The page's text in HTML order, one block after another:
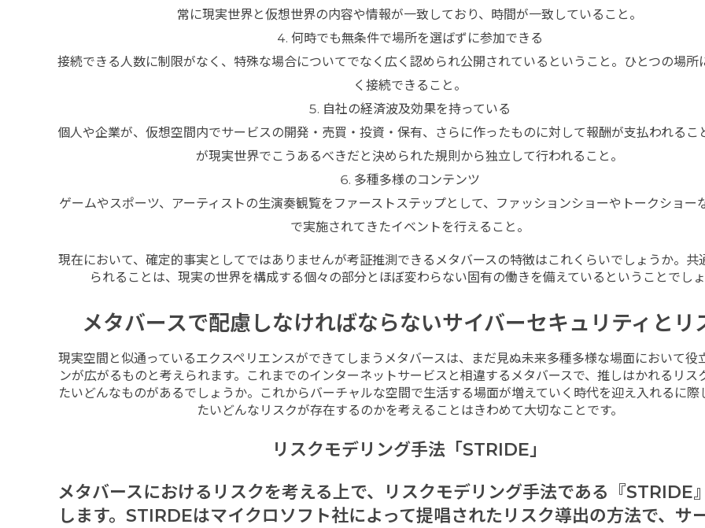
常に現実世界と仮想世界の内容や情報が一致しており、時間が一致していること。
何時でも無条件で場所を選ばずに参加できる
接続できる人数に制限がなく、特殊な場合についてでなく広く認められ公開されているということ。ひとつの場所
く接続できること。
自社の経済波及効果を持っている
個人や企業が、仮想空間内でサービスの開発・売買・投資・保有、さらに作ったものに対して報酬が支払われるこ
が現実世界でこうあるべきだと決められた規則から独立して行われること。
多種多様のコンテンツ
ゲームやスポーツ、アーティストの生演奏観覧をファーストステップとして、ファッションショーやトークショー
で実施されてきたイベントを行えること。
現在において、確定的事実としてではありませんが考証推測できるメタバースの特徴はこれくらいでしょうか。共
られることは、現実の世界を構成する個々の部分とほぼ変わらない固有の働きを備えているということでし
メタバースで配慮しなければならないサイバーセキュリティとリ
現実空間と似通っているエクスペリエンスができてしまうメタバースは、まだ見ぬ未来多種多様な場面において役
ンが広がるものと考えられます。これまでのインターネットサービスと相違するメタバースで、推しはかれるリス
たいどんなものがあるでしょうか。これからバーチャルな空間で生活する場面が増えていく時代を迎え入れるに際
たいどんなリスクが存在するのかを考えることはきわめて大切なことです。
リスクモデリング手法「STRIDE」
メタバースにおけるリスクを考える上で、リスクモデリング手法である『STRIDE
します。STIRDEはマイクロソフト社によって提唱されたリスク導出の方法で、サ